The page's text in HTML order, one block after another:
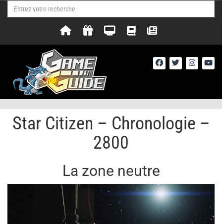
Star Citizen – Chronologie –
2800
La zone neutre